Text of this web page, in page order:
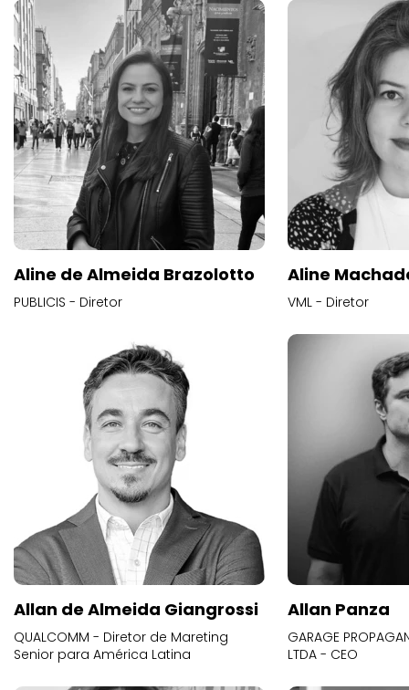
Aline de Almeida Brazolotto
PUBLICIS - Diretor
Aline
VML - Diretor
Allan de Almeida Giangrossi
QUALCOMM - Diretor de Mareting
Senior para América Latina
Allan Panza
GARAGE
LTDA - CEO